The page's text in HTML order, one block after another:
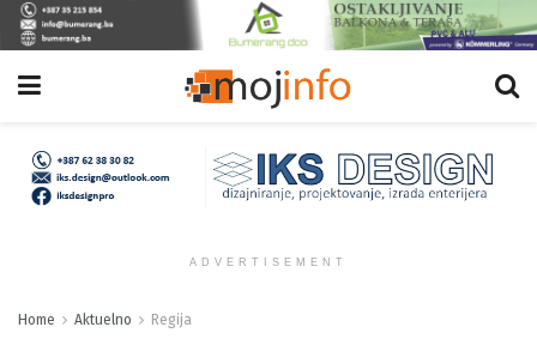
ADVERTISEMENT
Home Aktuelno Regija